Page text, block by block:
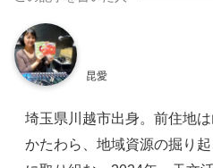
昆愛
埼玉県川越市出身。前住地
かたわら、地域資源の掘り